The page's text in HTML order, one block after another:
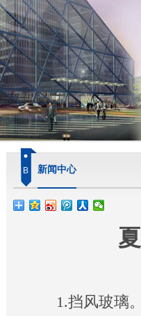
B 新闻中心
1.挡风玻璃